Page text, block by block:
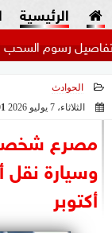
الرئيسية
الحوادث
الثلاثاء، 7 يوليو 2026
مصرع
وسيارة نقل
أكتوبر